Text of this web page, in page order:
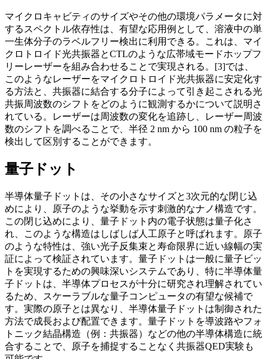
​​マイクロキャビティのサイズやその他の環境パラメータに対
するスペクトル依存性は、有望な応用例として、溶液中の単
一生体分子のラベルフリー検出に利用できる。これは、マイ
クロトロイド光共振器とCTLのような広帯域モードホップフ
リーレーザーを組み合わせることで実現される。[3]では、
このようなレーザーをマイクロトロイド光共振器に安定化す
る方法と、共振器に結合する分子によって引き起こされる光
共振周波数のシフトをどのように観測するかについて説明さ
れている。レーザーは周波数の変化を追跡し、レーザー周波
数のシフトを調べることで、半径 2 nm から 100 nm の粒子を
検出して区別することができます。
量子ドット
半導体量子ドットは、その小さなサイズと3次元的な閉じ込
めにより、原子のような挙動を示す刺激的なナノ構造です。
この閉じ込めにより、量子ドット内の電子状態は量子化さ
れ、このような構造はしばしば人工原子と呼ばれます。原子
のような特性は、強い光子反集束と寿命限界に近い線幅の実
証によって検証されています。量子ドットは一般に量子ビッ
トを実現するための興味深いシステムであり、特に半導体量
子ドットは、半導体プロセスが十分に研究され理解されてい
るため、スケーラブルな量子コンピュータの有望な候補で
す。実際の原子とは異なり、半導体量子ドットは制御された
方法で成長および配置できます。量子ドットを導波路やフォ
トニック結晶構造（例：共振器）などの他の半導体構造に統
合することで、原子を捕捉することなく共振器QED実験も